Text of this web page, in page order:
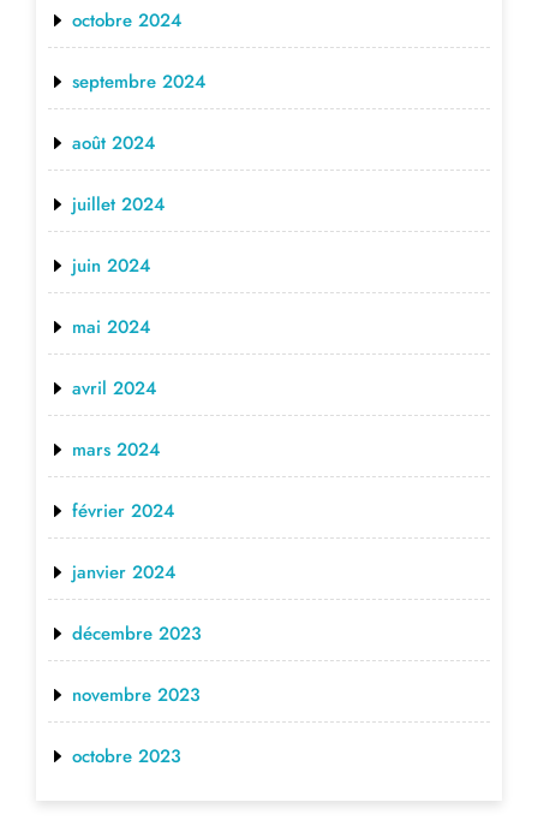
octobre 2024
septembre 2024
août 2024
juillet 2024
juin 2024
mai 2024
avril 2024
mars 2024
février 2024
janvier 2024
décembre 2023
novembre 2023
octobre 2023